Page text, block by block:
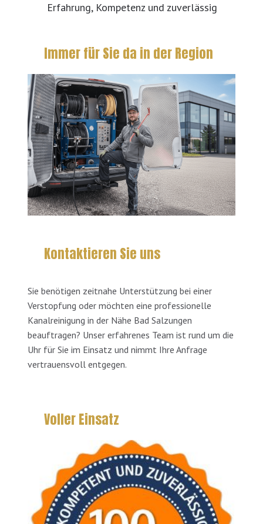
Erfahrung, Kompetenz und zuverlässig
Immer für Sie da in der Region
Kontaktieren Sie uns
Sie benötigen zeitnahe Unterstützung bei einer
Verstopfung oder möchten eine professionelle
Kanalreinigung in der Nähe Bad Salzungen
beauftragen? Unser erfahrenes Team ist rund um die
Uhr für Sie im Einsatz und nimmt Ihre Anfrage
vertrauensvoll entgegen.
Voller Einsatz